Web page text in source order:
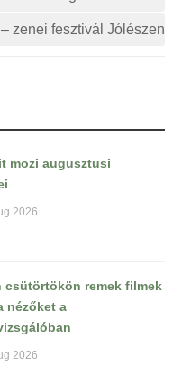
zenei fesztivál Jólészen
mozi augusztusi
2026
csütörtökön remek filmek
nézőket a
2026